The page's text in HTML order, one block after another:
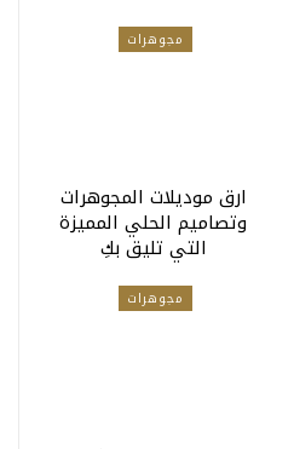
مجوهرات
ارق موديلات المجوهرات
وتصاميم الحلي المميزة
التي تليق بكِ
مجوهرات